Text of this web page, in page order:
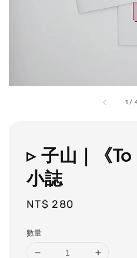
1 /
▹ 子山｜《To
小誌
Regular
NT$ 280
數量